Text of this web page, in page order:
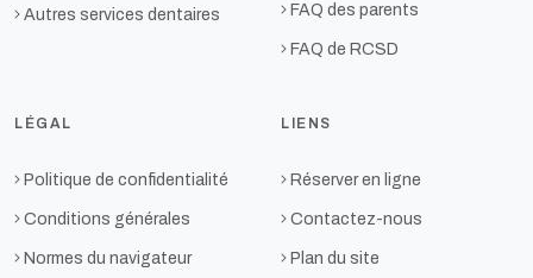
Autres services dentaires FAQ des parents
FAQ de RCSD
LÉGAL
Politique de confidentialité
Conditions générales
Normes du navigateur
LIENS
Réserver en ligne
Contactez-nous
Plan du site